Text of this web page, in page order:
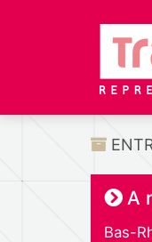
A
Bas-